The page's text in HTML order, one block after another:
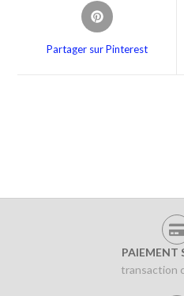
Partager sur Pinterest
PAIEMENT
transaction